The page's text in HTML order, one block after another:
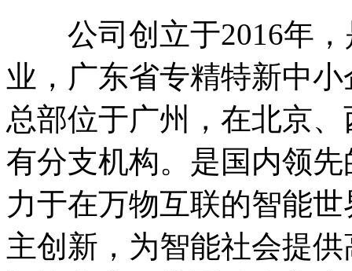
公司创立于2016年，
业，广东省专精特新中
总部位于广州，在北京
有分支机构。是国内领
力于在万物互联的智能
主创新，为智能社会提